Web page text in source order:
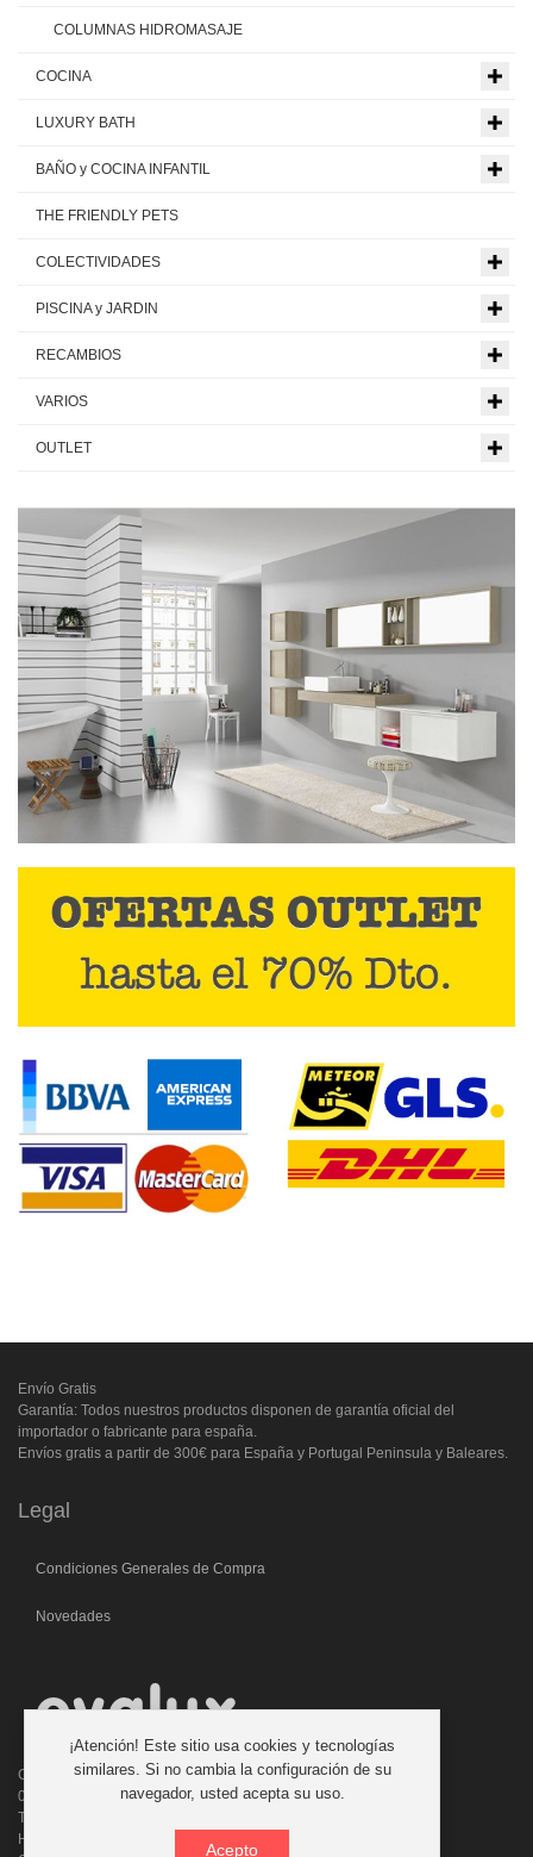
COLUMNAS HIDROMASAJE
COCINA
LUXURY BATH
BAÑO y COCINA INFANTIL
THE FRIENDLY PETS
COLECTIVIDADES
PISCINA y JARDIN
RECAMBIOS
VARIOS
OUTLET
Envío Gratis
Garantía: Todos nuestros productos disponen de garantía oficial del
importador o fabricante para españa.
Envíos gratis a partir de 300€ para España y Portugal Peninsula y Baleares.
Legal
Condiciones Generales de Compra
Novedades
C/. Laforja, 46
08006 BARCELONA (ESPAÑA)
Teléfono: 933 210 593 - 619 711 900
Horario atencion telefonica: 9:00 a 14:00 Tardes con cita previa
¡Atención! Este sitio usa cookies y tecnologías
similares. Si no cambia la configuración de su
navegador, usted acepta su uso.
Acepto